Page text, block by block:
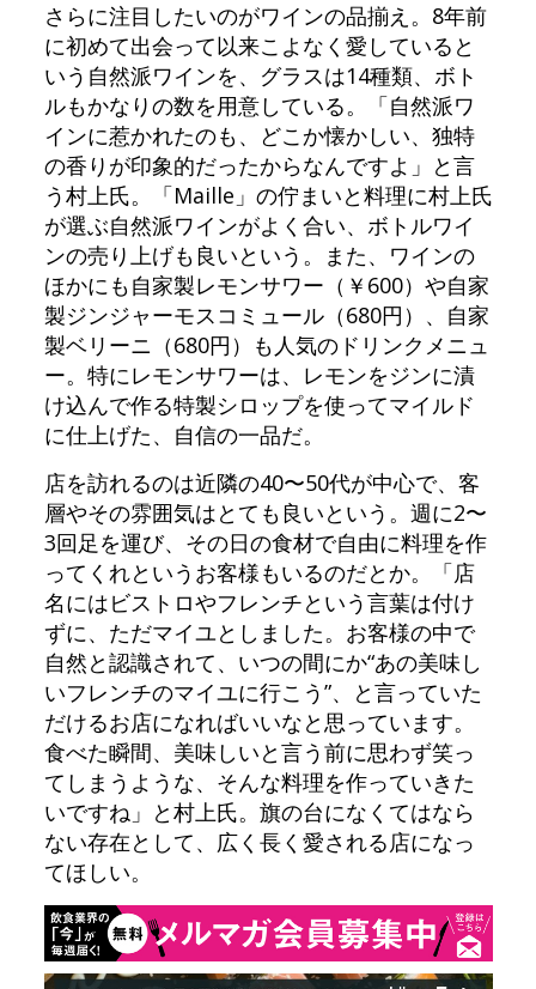
さらに注目したいのがワインの品揃え。8年前
に初めて出会って以来こよなく愛していると
いう自然派ワインを、グラスは14種類、ボト
ルもかなりの数を用意している。「自然派ワ
インに惹かれたのも、どこか懐かしい、独特
の香りが印象的だったからなんですよ」と言
う村上氏。「Maille」の佇まいと料理に村上氏
が選ぶ自然派ワインがよく合い、ボトルワイ
ンの売り上げも良いという。また、ワインの
ほかにも自家製レモンサワー（￥600）や自家
製ジンジャーモスコミュール（680円）、自家
製ベリーニ（680円）も人気のドリンクメニュ
ー。特にレモンサワーは、レモンをジンに漬
け込んで作る特製シロップを使ってマイルド
に仕上げた、自信の一品だ。
店を訪れるのは近隣の40〜50代が中心で、客
層やその雰囲気はとても良いという。週に2〜
3回足を運び、その日の食材で自由に料理を作
ってくれというお客様もいるのだとか。「店
名にはビストロやフレンチという言葉は付け
ずに、ただマイユとしました。お客様の中で
自然と認識されて、いつの間にか“あの美味し
いフレンチのマイユに行こう”、と言っていた
だけるお店になればいいなと思っています。
食べた瞬間、美味しいと言う前に思わず笑っ
てしまうような、そんな料理を作っていきた
いですね」と村上氏。旗の台になくてはなら
ない存在として、広く長く愛される店になっ
てほしい。